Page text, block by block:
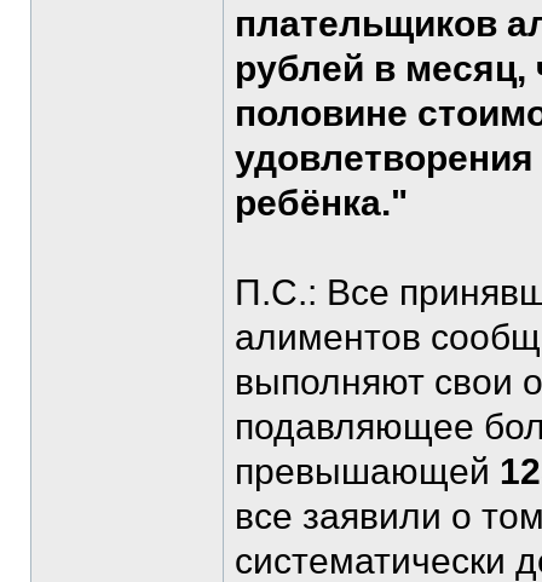
плательщиков
рублей в месяц,
половине
ребёнка."
П.С.: Все
алиментов
выполняют свои
подавляющее
превышающей
все заявили о
систематически